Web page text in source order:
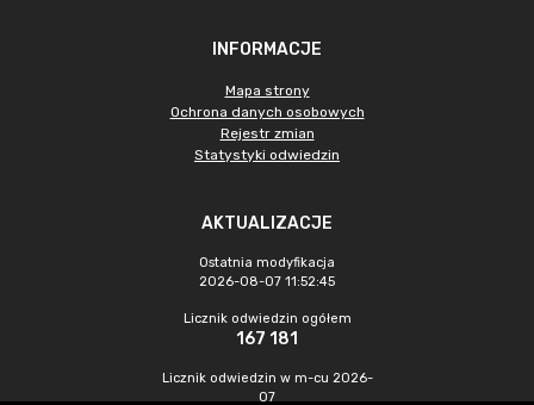
INFORMACJE
Mapa strony
Ochrona danych osobowych
Rejestr zmian
Statystyki odwiedzin
AKTUALIZACJE
Ostatnia modyfikacja
2026-08-07 11:52:45
Licznik odwiedzin ogółem
167 181
Licznik odwiedzin w m-cu 2026-
07